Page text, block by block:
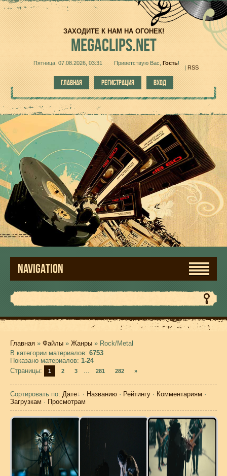
ЗАХОДИТЕ К НАМ НА ОГОНЕК!
MEGACLIPS.NET
Пятница, 07.08.2026, 03:31 Приветствую Вас Гость!
|RSS
ГЛАВНАЯ РЕГИСТРАЦИЯ ВХОД
NAVIGATION
Главная » Файлы » Жанры » Rock/Metal
В категории материалов: 6753
Показано материалов: 1-24
Страницы: 1 2 3 ... 281 282 »
Сортировать по: Дате · Названию · Рейтингу · Комментариям ·
Загрузкам · Просмотрам